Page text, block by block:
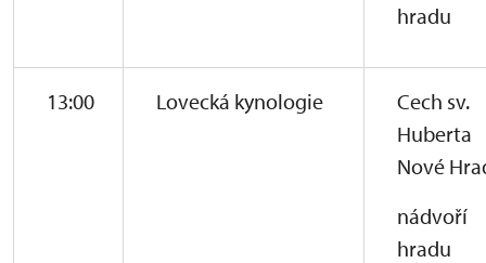
hradu
13:00 Lovecká kynologie
Cech sv.
Huberta
Nové
nádvoří
hradu